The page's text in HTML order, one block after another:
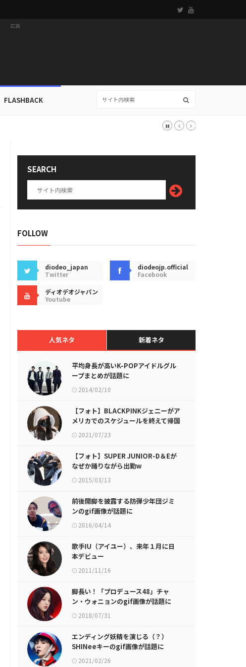
広告
FLASHBACK
SEARCH
FOLLOW
diodeo_japan
Twitter
diodeojp.official
Facebook
ディオデオジャパン
Youtube
人気ネタ 新着ネタ
平均身長が高いK-POPアイドルグル
ープまとめが話題に
2014/02/10
【フォト】BLACKPINKジェニーがア
メリカでのスケジュールを終えて帰国
2021/07/23
【フォト】SUPER JUNIOR-D＆Eが
なぜか踊りながら出勤w
2015/03/13
前後開脚を披露する防弾少年団ジミ
ンのgif画像が話題に
2016/04/14
歌手IU（アイユー）、来年１月に日
本デビュー
2011/11/16
脚長い！「プロデュース48」チャ
ン・ウォニョンのgif画像が話題に
2018/07/31
エンディング妖精を演じる（？）
SHINeeキーのgif画像が話題に
2021/02/26